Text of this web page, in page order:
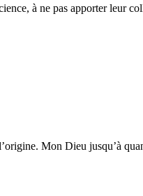
à ne pas apporter leur
Mon Dieu jusqu’à